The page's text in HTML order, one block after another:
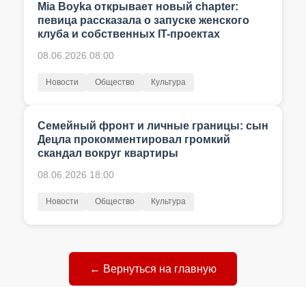
Семейный фронт и личные границы: сын
Децла прокомментировал громкий
скандал вокруг квартиры
08.06.2026 18:00
Новости Общество Культура
Mia Boyka открывает новый chapter:
певица рассказала о запуске женского
клуба и собственных IT-проектах
08.06.2026 08:00
Новости Общество Культура
← Вернуться на главную